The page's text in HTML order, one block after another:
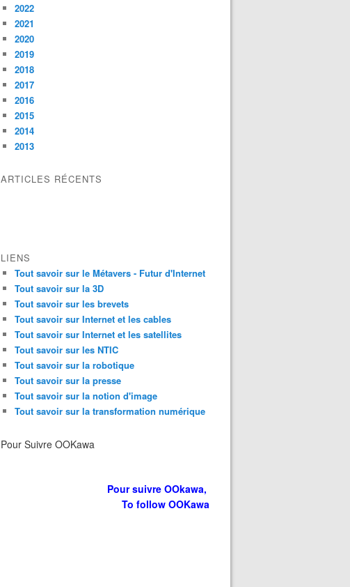
2022
2021
2020
2019
2018
2017
2016
2015
2014
2013
ARTICLES RÉCENTS
LIENS
Tout savoir sur le Métavers - Futur d'Internet
Tout savoir sur la 3D
Tout savoir sur les brevets
Tout savoir sur Internet et les cables
Tout savoir sur Internet et les satellites
Tout savoir sur les NTIC
Tout savoir sur la robotique
Tout savoir sur la presse
Tout savoir sur la notion d'image
Tout savoir sur la transformation numérique
Pour Suivre OOKawa
Pour suivre OOkawa,
To follow OOKawa